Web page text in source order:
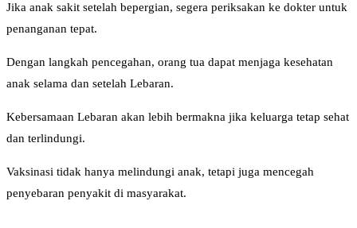
Jika anak sakit setelah bepergian, segera periksakan ke dokter untuk
penanganan tepat.
Dengan langkah pencegahan, orang tua dapat menjaga kesehatan
anak selama dan setelah Lebaran.
Kebersamaan Lebaran akan lebih bermakna jika keluarga tetap sehat
dan terlindungi.
Vaksinasi tidak hanya melindungi anak, tetapi juga mencegah
penyebaran penyakit di masyarakat.